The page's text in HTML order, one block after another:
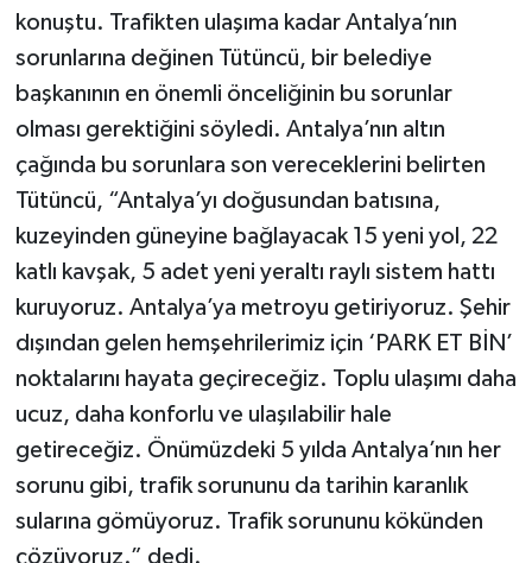
konuştu. Trafikten ulaşıma kadar Antalya’nın
sorunlarına değinen Tütüncü, bir belediye
başkanının en önemli önceliğinin bu sorunlar
olması gerektiğini söyledi. Antalya’nın altın
çağında bu sorunlara son vereceklerini belirten
Tütüncü, “Antalya’yı doğusundan batısına,
kuzeyinden güneyine bağlayacak 15 yeni yol, 22
katlı kavşak, 5 adet yeni yeraltı raylı sistem hattı
kuruyoruz. Antalya’ya metroyu getiriyoruz. Şehir
dışından gelen hemşehrilerimiz için ‘PARK ET BİN’
noktalarını hayata geçireceğiz. Toplu ulaşımı daha
ucuz, daha konforlu ve ulaşılabilir hale
getireceğiz. Önümüzdeki 5 yılda Antalya’nın her
sorunu gibi, trafik sorununu da tarihin karanlık
sularına gömüyoruz. Trafik sorununu kökünden
çözüyoruz.” dedi.